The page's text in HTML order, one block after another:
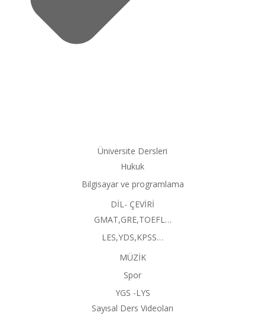
Üniversite Dersleri
Hukuk
Bilgisayar ve programlama
DİL- ÇEVİRİ
GMAT,GRE,TOEFL…
LES,YDS,KPSS…
MÜZİK
Spor
YGS -LYS
Sayısal Ders Videoları